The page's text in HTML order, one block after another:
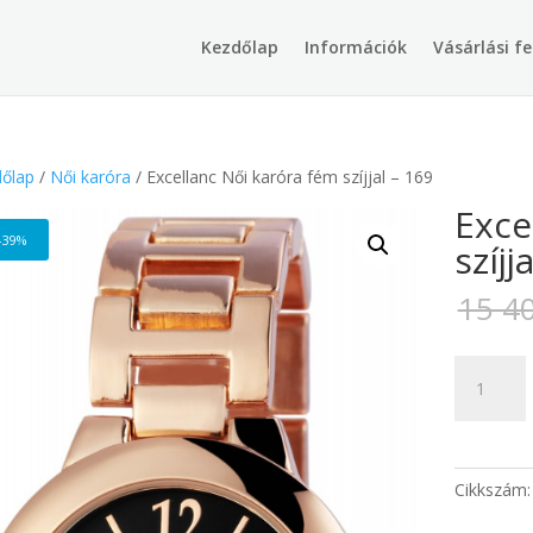
Kezdőlap Információk Vásárlási
search
/ Női karóra / Excellanc Női karóra fém szíjjal – 169
15
szíjjal